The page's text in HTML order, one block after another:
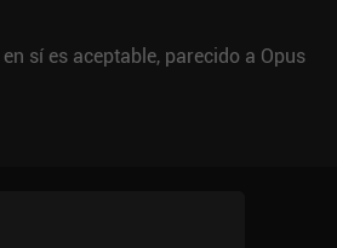
sí es aceptable, parecido a Opus